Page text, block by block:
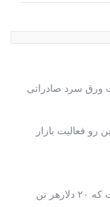
ورق سرد صادراتی
فعالیت بازار
قیمت پیشنهادی ۶۱۰ تا ۶۲۰ دلار هر تن فوب است که ۲۰ دلارهر تن